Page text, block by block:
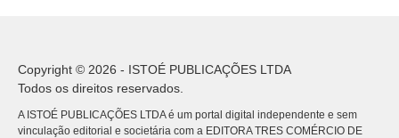
Copyright © 2026 - ISTOÉ PUBLICAÇÕES LTDA
Todos os direitos reservados.
A ISTOÉ PUBLICAÇÕES LTDA é um portal digital independente e sem
vinculação editorial e societária com a EDITORA TRES COMÉRCIO DE